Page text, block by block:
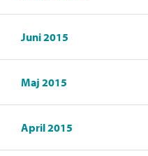
Juni 2015
Maj 2015
April 2015